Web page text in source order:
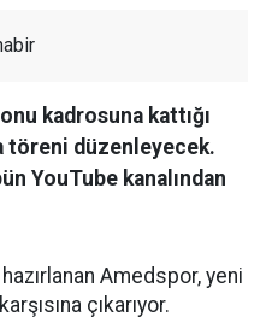
kadrosuna kattığı
düzenleyecek.
YouTube kanalından
Amedspor, yeni
çıkarıyor.